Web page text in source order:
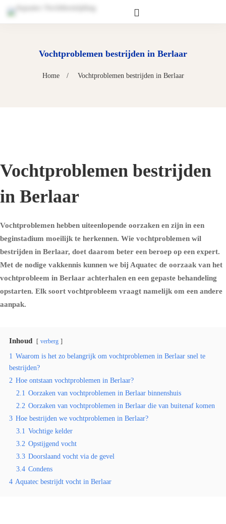
Vochtproblemen bestrijden in Berlaar
Home Vochtproblemen bestrijden in Berlaar
Vochtproblemen bestrijden
in Berlaar
Vochtproblemen hebben uiteenlopende oorzaken en zijn in een
beginstadium moeilijk te herkennen. Wie vochtproblemen wil
bestrijden in Berlaar, doet daarom beter een beroep op een expert.
Met de nodige vakkennis kunnen we bij Aquatec de oorzaak van het
vochtprobleem in Berlaar achterhalen en een gepaste behandeling
opstarten. Elk soort vochtprobleem vraagt namelijk om een andere
aanpak.
Inhoud verberg
1 Waarom is het zo belangrijk om vochtproblemen in Berlaar snel te
bestrijden?
2 Hoe ontstaan vochtproblemen in Berlaar?
2.1 Oorzaken van vochtproblemen in Berlaar binnenshuis
2.2 Oorzaken van vochtproblemen in Berlaar die van buitenaf komen
3 Hoe bestrijden we vochtproblemen in Berlaar?
3.1 Vochtige kelder
3.2 Opstijgend vocht
3.3 Doorslaand vocht via de gevel
3.4 Condens
4 Aquatec bestrijdt vocht in Berlaar